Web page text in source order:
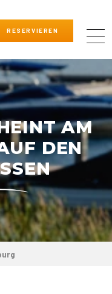
RESERVIEREN
AM
DEN